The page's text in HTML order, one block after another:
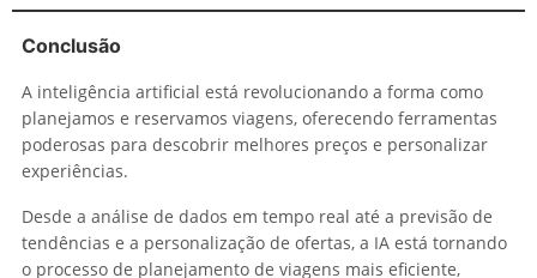
Conclusão
A inteligência artificial está revolucionando a forma como
planejamos e reservamos viagens, oferecendo ferramentas
poderosas para descobrir melhores preços e personalizar
experiências.
Desde a análise de dados em tempo real até a previsão de
tendências e a personalização de ofertas, a IA está tornando
o processo de planejamento de viagens mais eficiente,